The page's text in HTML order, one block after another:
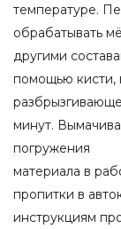
температуре.
обрабатывать
другими
помощью кисти,
минут.
погружения
материала в
пропитки в
инструкциям